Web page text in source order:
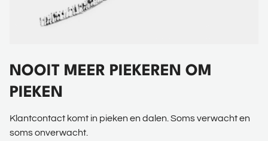
NOOIT MEER PIEKEREN OM
PIEKEN
Klantcontact komt in pieken en dalen. Soms verwacht en
soms onverwacht.